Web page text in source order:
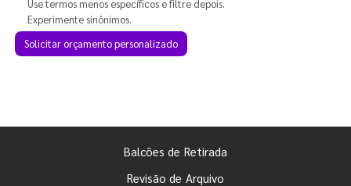
Use termos menos específicos e filtre depois.
Experimente sinônimos.
Solicitar orçamento personalizado
Balcões de Retirada
Revisão de Arquivo